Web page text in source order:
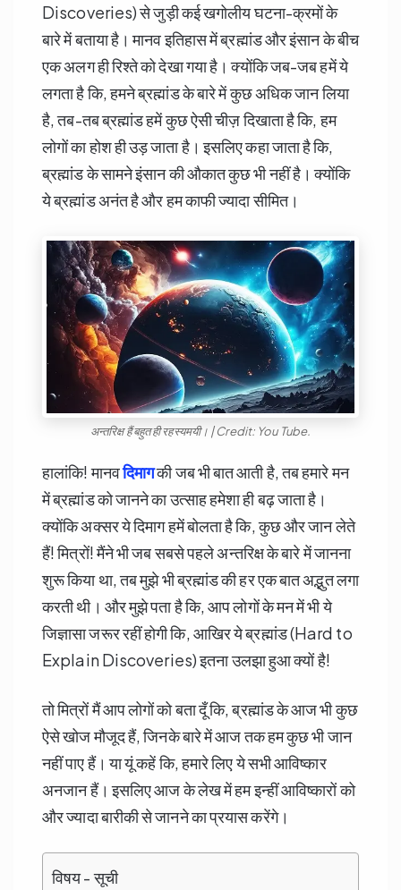
Discoveries) से जुड़ी कई खगोलीय घटना-क्रमों के
बारे में बताया है। मानव इतिहास में ब्रह्मांड और इंसान के बीच
एक अलग ही रिश्ते को देखा गया है। क्योंकि जब-जब हमें ये
लगता है कि, हमने ब्रह्मांड के बारे में कुछ अधिक जान लिया
है, तब-तब ब्रह्मांड हमें कुछ ऐसी चीज़ दिखाता है कि, हम
लोगों का होश ही उड़ जाता है। इसलिए कहा जाता है कि,
ब्रह्मांड के सामने इंसान की औकात कुछ भी नहीं है। क्योंकि
ये ब्रह्मांड अनंत है और हम काफी ज्यादा सीमित।
अन्तरिक्ष हैं बहुत ही रहस्यमयी। | Credit: You Tube.
हालांकि! मानवदिमागकी जब भी बात आती है, तब हमारे मन
में ब्रह्मांड को जानने का उत्साह हमेशा ही बढ़ जाता है।
क्योंकि अक्सर ये दिमाग हमें बोलता है कि, कुछ और जान लेते
हैं! मित्रों! मैंने भी जब सबसे पहले अन्तरिक्ष के बारे में जानना
शुरू किया था, तब मुझे भी ब्रह्मांड की हर एक बात अद्भुत लगा
करती थी। और मुझे पता है कि, आप लोगों के मन में भी ये
जिज्ञासा जरूर रहीं होगी कि, आखिर ये ब्रह्मांड (Hard to
Explain Discoveries) इतना उलझा हुआ क्यों है!
तो मित्रों मैं आप लोगों को बता दूँ कि, ब्रह्मांड के आज भी कुछ
ऐसे खोज मौजूद हैं, जिनके बारे में आज तक हम कुछ भी जान
नहीं पाए हैं। या यूं कहें कि, हमारे लिए ये सभी आविष्कार
अनजान हैं। इसलिए आज के लेख में हम इन्हीं आविष्कारों को
और ज्यादा बारीकी से जानने का प्रयास करेंगे।
विषय - सूची